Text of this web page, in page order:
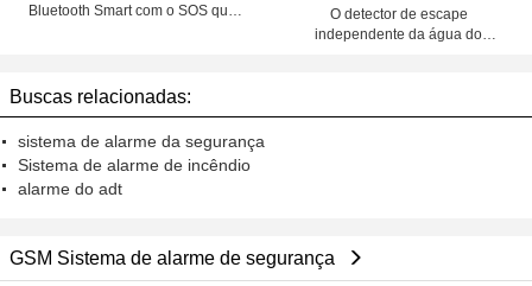
Bluetooth Smart com o SOS que
O detector de escape
independente da água do
Buscas relacionadas:
sistema de alarme da segurança
Sistema de alarme de incêndio
alarme do adt
GSM Sistema de alarme de segurança